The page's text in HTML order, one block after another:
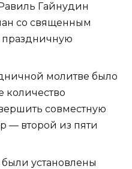
Гайнудин
со священным
праздничную
молитве было
количество
совместную
— второй из пяти
установлены